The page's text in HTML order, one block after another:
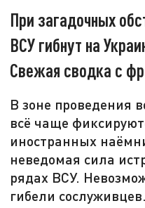
При загадочных
ВСУ гибнут на
Свежая сводка с
В зоне проведения
всё чаще
иностранных
неведомая сила
рядах ВСУ.
гибели сослуживцев.